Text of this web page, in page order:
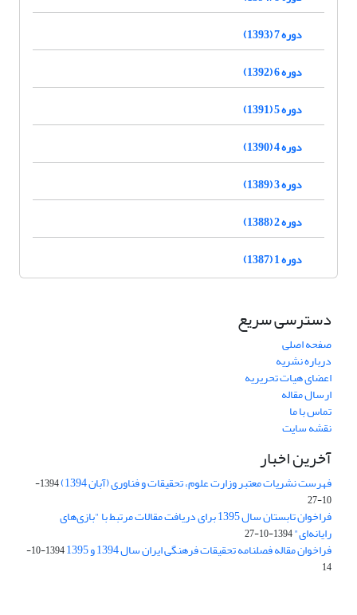
دوره 7 (1393)
دوره 6 (1392)
دوره 5 (1391)
دوره 4 (1390)
دوره 3 (1389)
دوره 2 (1388)
دوره 1 (1387)
دسترسی سریع
صفحه اصلی
درباره نشریه
اعضای هیات تحریریه
ارسال مقاله
تماس با ما
نقشه سایت
آخرین اخبار
فهرست نشریات معتبر وزارت علوم، تحقیقات و فناوری (آبان 1394)
1394-
10-27
فراخوان تابستان سال 1395 برای دریافت مقالات مرتبط با "بازی‌های
رایانه‌ای"1394-10-27
فراخوان مقاله فصلنامه تحقیقات فرهنگی ایران سال 1394 و 1395
1394-10-
14